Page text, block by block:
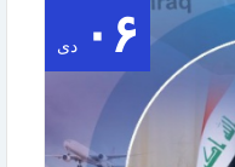
اقتصاد و
که ارزیابی۰۶ دی